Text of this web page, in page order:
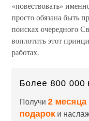
«повествовать»
просто обязана быть
поисках очередного
воплотить этот
работах.
Более 800 000
Получи 2
подарок и